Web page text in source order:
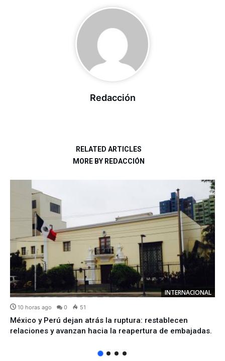
Redacción
RELATED ARTICLES
MORE BY REDACCIÓN
INTERNACIONAL
10 horas ago 0 51
México y Perú dejan atrás la ruptura: restablecen
relaciones y avanzan hacia la reapertura de embajadas.